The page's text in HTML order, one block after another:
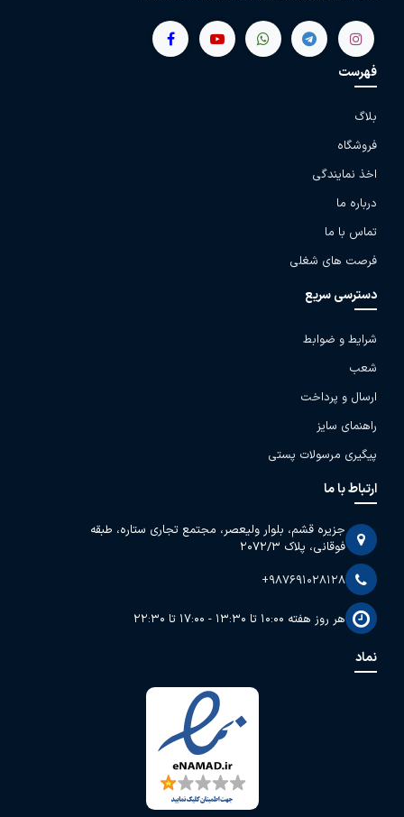
فهرست
بلاگ
فروشگاه
اخذ نمایندگی
درباره ما
تماس با ما
فرصت های شغلی
دسترسی سریع
شرایط و ضوابط
شعب
ارسال و پرداخت
راهنمای سایز
پیگیری مرسولات پستی
ارتباط با ما
جزیره قشم، بلوار ولیعصر، مجتمع تجاری ستاره، طبقه
فوقانی، پلاک 2072/3
+987691028128
هر روز هفته 10:00 تا 13:30 - 17:00 تا 22:30
نماد